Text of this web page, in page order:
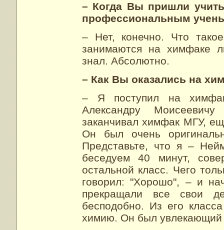
– Когда Вы пришли
профессиональным
– Нет, конечно. Что
занимаются на химфаке
знал. Абсолютно.
– Как Вы оказались на
– Я поступил на
Александру
заканчивал химфак МГУ,
Он был очень
Представьте, что я –
беседуем 40 минут,
остальной класс. Чего
говорил: "Хорошо", – и
прекращали все свои
бесподобно. Из его
химию. Он был увлекающий